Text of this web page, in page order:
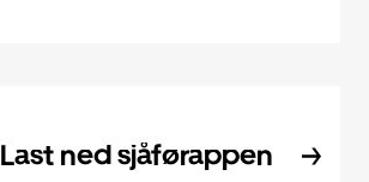
Last ned sjåførappen